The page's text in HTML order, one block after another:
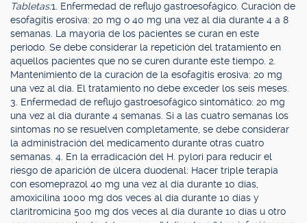
Tabletas:1. Enfermedad de reflujo gastroesofágico. Curación de
esofagitis erosiva: 20 mg o 40 mg una vez al día durante 4 a 8
semanas. La mayoría de los pacientes se curan en este
periodo. Se debe considerar la repetición del tratamiento en
aquellos pacientes que no se curen durante este tiempo. 2.
Mantenimiento de la curación de la esofagitis erosiva: 20 mg
una vez al día. El tratamiento no debe exceder los seis meses.
3. Enfermedad de reflujo gastroesofágico sintomático: 20 mg
una vez al día durante 4 semanas. Si a las cuatro semanas los
síntomas no se resuelven completamente, se debe considerar
la administración del medicamento durante otras cuatro
semanas. 4. En la erradicación del H. pylori para reducir el
riesgo de aparición de úlcera duodenal: Hacer triple terapia
con esomeprazol 40 mg una vez al día durante 10 días,
amoxicilina 1000 mg dos veces al día durante 10 días y
claritromicina 500 mg dos veces al día durante 10 días u otro